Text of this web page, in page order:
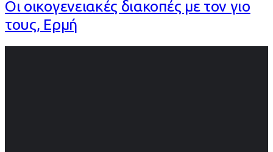
Οι οικογενειακές διακοπές με τον γιο
τους, Ερμή